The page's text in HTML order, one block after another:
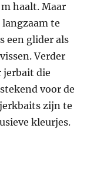
haalt. Maar
te
een glider als
Verder
jerbait die
voor de
zijn te
kleurjes.